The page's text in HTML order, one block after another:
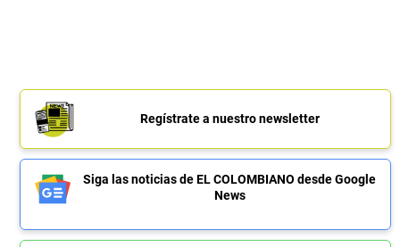
Regístrate a nuestro newsletter
Siga las noticias de EL COLOMBIANO desde Google
News